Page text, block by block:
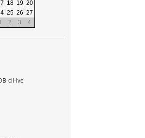
18 19 20
25 26 27
2 3 4
cll-lve